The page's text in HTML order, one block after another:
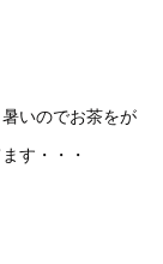
いのでお茶をが
す・・・